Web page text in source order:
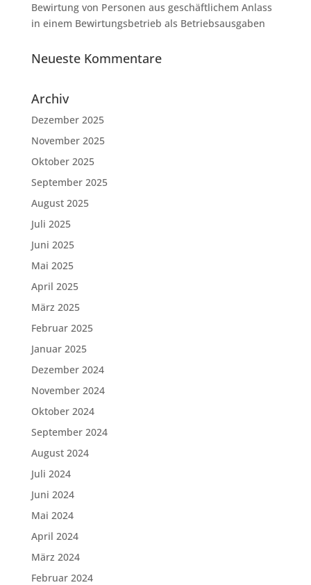
Bewirtung von Personen aus geschäftlichem Anlass
in einem Bewirtungsbetrieb als Betriebsausgaben
Neueste Kommentare
Archiv
Dezember 2025
November 2025
Oktober 2025
September 2025
August 2025
Juli 2025
Juni 2025
Mai 2025
April 2025
März 2025
Februar 2025
Januar 2025
Dezember 2024
November 2024
Oktober 2024
September 2024
August 2024
Juli 2024
Juni 2024
Mai 2024
April 2024
März 2024
Februar 2024